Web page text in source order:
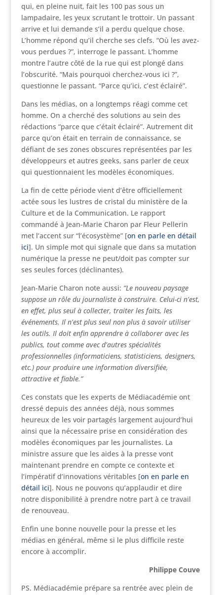
qui, en pleine nuit, fait les 100 pas sous un
lampadaire, les yeux scrutant le trottoir. Un passant
arrive et lui demande s’il a perdu quelque chose.
L’homme répond qu’il cherche ses clefs. “Où les avez-
vous perdues ?”, interroge le passant. L’homme
montre l’autre côté de la rue qui est plongé dans
l’obscurité. “Mais pourquoi cherchez-vous ici ?”,
questionne le passant. “Parce qu’ici, c’est éclairé”.
Dans les médias, on a longtemps réagi comme cet
homme. On a cherché des solutions au sein des
rédactions “parce que c’était éclairé”. Autrement dit
parce qu’on était en terrain de connaissance, se
défiant de ses zones obscures représentées par les
développeurs et autres geeks, sans parler de ceux
qui questionnaient les modèles économiques.
La fin de cette période vient d’être officiellement
actée sous les lustres de cristal du ministère de la
Culture et de la Communication. Le rapport
commandé à Jean-Marie Charon par Fleur Pellerin
met l’accent sur “l’écosystème” [on en parle en détail
ici]. Un simple mot qui signale que dans sa mutation
numérique la presse ne peut/doit pas compter sur
ses seules forces (déclinantes).
Jean-Marie Charon note aussi: “Le nouveau paysage
suppose un rôle du journaliste à construire. Celui-ci n’est,
en effet, plus seul à collecter, traiter les faits, les
événements. Il n’est plus seul non plus à savoir utiliser
les outils. Il doit enfin apprendre à collaborer avec les
publics, tout comme avec d’autres spécialités
professionnelles (informaticiens, statisticiens, designers,
etc.) pour produire une information diversifiée,
attractive et fiable.”
Ces constats que les experts de Médiacadémie ont
dressé depuis des années déjà, nous sommes
heureux de les voir partagés largement aujourd’hui
ainsi que la nécessaire prise en considération des
modèles économiques par les journalistes. La
ministre assure que les aides à la presse vont
maintenant prendre en compte ce contexte et
l’impératif d’innovations véritables [on en parle en
détail ici]. Nous ne pouvons qu’applaudir et dire
notre disponibilité à prendre notre part à ce travail
de renouveau.
Enfin une bonne nouvelle pour la presse et les
médias en général, même si le plus difficile reste
encore à accomplir.
Philippe Couve
PS. Médiacadémie prépare sa rentrée avec plein de